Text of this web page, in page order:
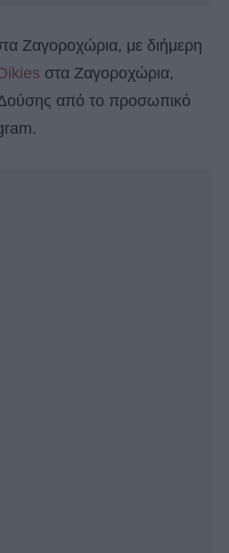
Ζαγοροχώρια, με διήμερη
στα Ζαγοροχώρια,
από το προσωπικό